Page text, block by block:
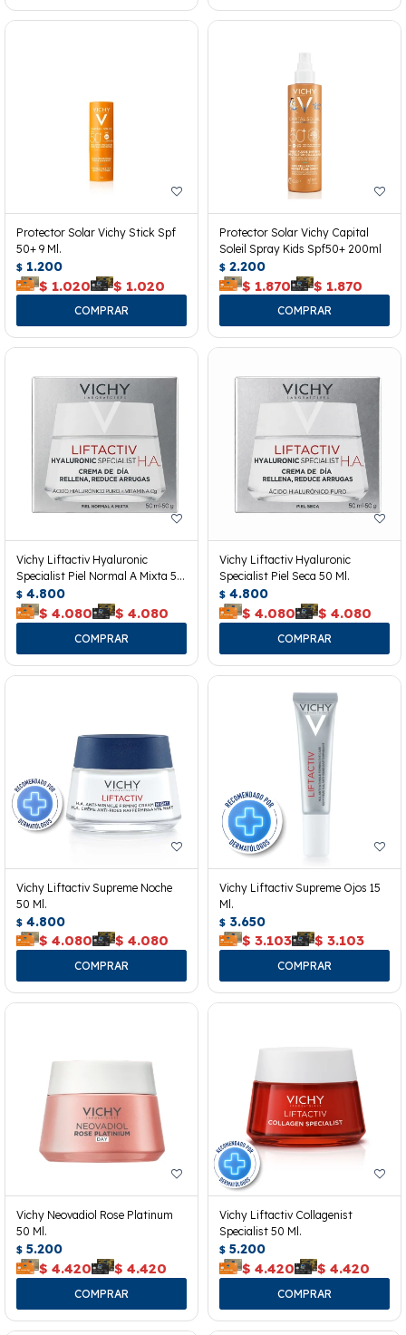
Protector Solar Vichy Stick Spf
50+ 9 Ml.
$ 1.200
$ 1.020 $ 1.020
Protector Solar Vichy Capital
Soleil Spray Kids Spf50+ 200ml
$ 2.200
$ 1.870 $ 1.870
Vichy Liftactiv Hyaluronic
Specialist Piel Normal A Mixta 50
Ml.
$ 4.800
$ 4.080 $ 4.080
Vichy Liftactiv Hyaluronic
Specialist Piel Seca 50 Ml.
$ 4.800
$ 4.080 $ 4.080
Vichy Liftactiv Supreme Noche
50 Ml.
$ 4.800
$ 4.080 $ 4.080
Vichy Liftactiv Supreme Ojos 15
Ml.
$ 3.650
$ 3.103 $ 3.103
Vichy Neovadiol Rose Platinum
50 Ml.
$ 5.200
$ 4.420 $ 4.420
Vichy Liftactiv Collagenist
Specialist 50 Ml.
$ 5.200
$ 4.420 $ 4.420